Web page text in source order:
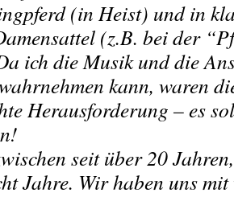
(in Heist) und in
(z.B. bei der
ich die Musik und die
kann, waren
Herausforderung – es
seit über 20
Jahre. Wir haben uns